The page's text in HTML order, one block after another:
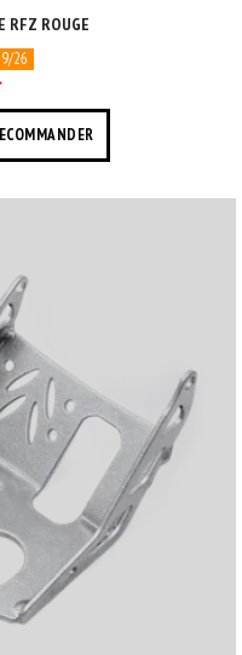
RFZ ROUGE
26